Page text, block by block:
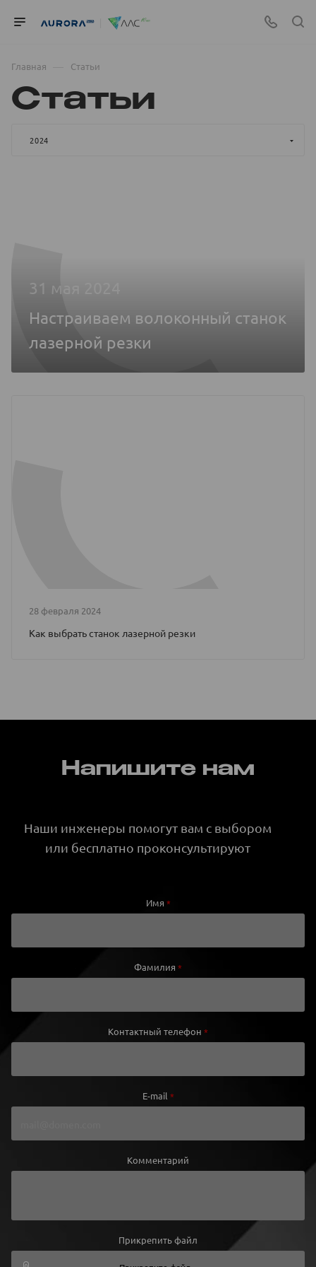
Главная Статьи
Статьи
2024
31 мая 2024
Настраиваем волоконный станок
лазерной резки
28 февраля 2024
Как выбрать станок лазерной резки
Напишите нам
Наши инженеры помогут вам с выбором
или бесплатно проконсультируют
Имя *
Фамилия *
Контактный телефон *
E-mail *
Комментарий
Прикрепить файл